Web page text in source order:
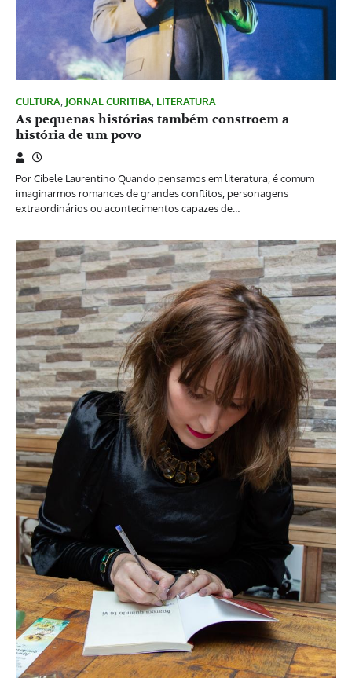
CULTURA, JORNAL CURITIBA, LITERATURA
As pequenas histórias também constroem a
história de um povo
Por Cibele Laurentino Quando pensamos em literatura, é comum
imaginarmos romances de grandes conflitos, personagens
extraordinários ou acontecimentos capazes de…